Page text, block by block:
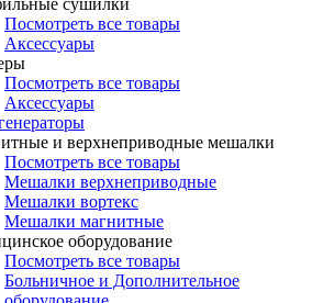
сушилки
Посмотреть все товары
Аксессуары
Посмотреть все товары
Аксессуары
и верхнеприводные мешалки
Посмотреть все товары
Мешалки верхнеприводные
Мешалки вортекс
Мешалки магнитные
оборудование
Посмотреть все товары
Больничное и Дополнительное